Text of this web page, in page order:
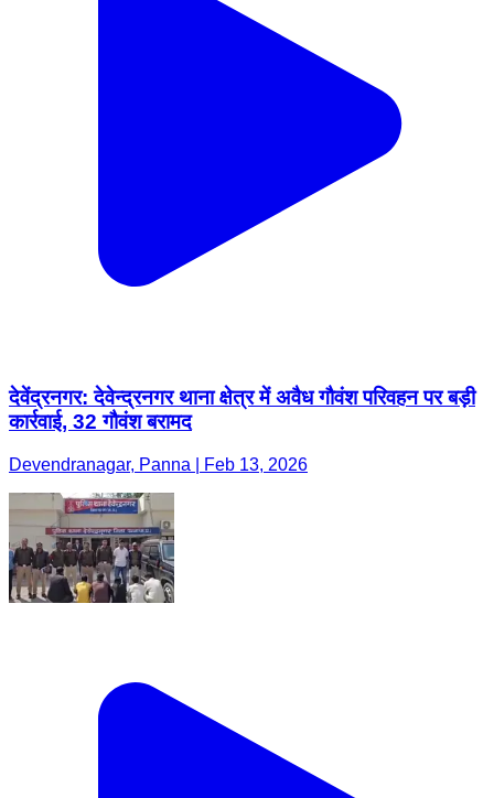
देवेंद्रनगर: देवेन्द्रनगर थाना क्षेत्र में अवैध गौवंश परिवहन पर बड़ी
कार्रवाई, 32 गौवंश बरामद
Devendranagar, Panna | Feb 13, 2026